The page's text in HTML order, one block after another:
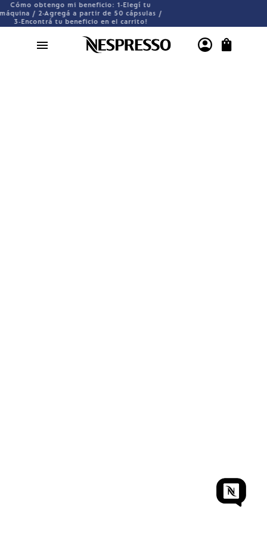
obtengo mi beneficio: 1-Elegí tu
/ 2-Agregá a partir de 50 cápsulas /
Encontrá tu beneficio en el carrito!